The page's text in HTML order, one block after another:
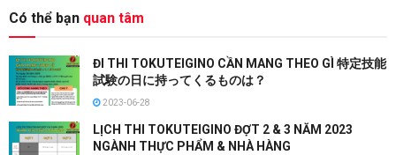
Có thể bạn quan tâm
ĐI THI TOKUTEIGINO CẦN MANG THEO GÌ 特定技能
試験の日に持ってくるものは？
2023-06-28
LỊCH THI TOKUTEIGINO ĐỢT 2 & 3 NĂM 2023
NGÀNH THỰC PHẨM & NHÀ HÀNG